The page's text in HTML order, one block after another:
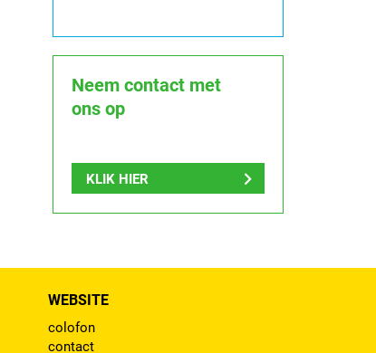
Neem contact met
ons op
KLIK HIER
WEBSITE
colofon
contact